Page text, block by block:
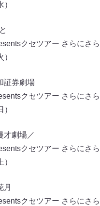
クセツアー さらにさ
証券劇場
クセツアー さらにさ
才劇場／
クセツアー さらにさ
月
クセツアー さらにさ